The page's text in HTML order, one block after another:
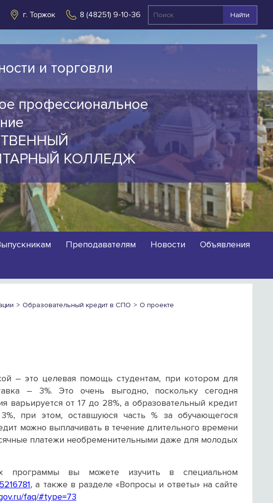
г. Торжок 8 (48251) 9-10-36 Найти
и торговли
профессиональное
КОЛЛЕДЖ
Преподавателям Новости Объявления
Образовательный кредит в СПО О проекте
– это целевая помощь студентам, при котором для
– 3%. Это очень выгодно, поскольку сегодня
варьируется от 17 до 28%, а образовательный кредит
при этом, оставшуюся часть % за обучающегося
можно выплачивать в течение длительного времени
платежи необременительными даже для молодых
программы вы можете изучить в специальном
, а также в разделе «Вопросы и ответы» на сайте
faq/#type=73